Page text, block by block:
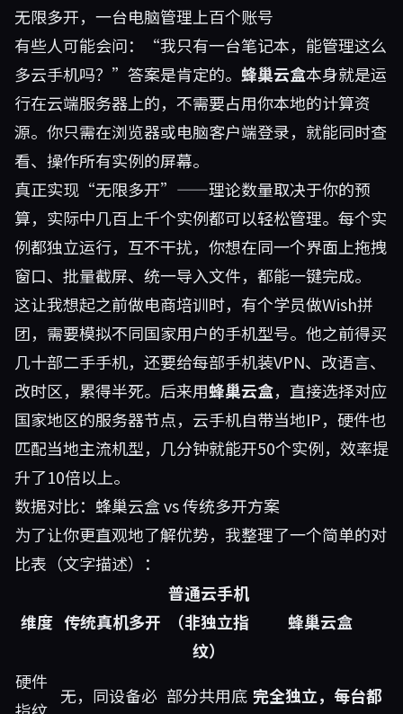
无限多开，一台电脑管理上百个账号
有些人可能会问：“我只有一台笔记本，能管理这么
多云手机吗？”答案是肯定的。 蜂巢云盒本身就是运
行在云端服务器上的，不需要占用你本地的计算资
源。你只需在浏览器或电脑客户端登录，就能同时查
看、操作所有实例的屏幕。
真正实现“无限多开”——理论数量取决于你的预
算，实际中几百上千个实例都可以轻松管理。每个实
例都独立运行，互不干扰，你想在同一个界面上拖拽
窗口、批量截屏、统一导入文件，都能一键完成。
这让我想起之前做电商培训时，有个学员做Wish拼
团，需要模拟不同国家用户的手机型号。他之前得买
几十部二手手机，还要给每部手机装VPN、改语言、
改时区，累得半死。后来用蜂巢云盒，直接选择对应
国家地区的服务器节点，云手机自带当地IP，硬件也
匹配当地主流机型，几分钟就能开50个实例，效率提
升了10倍以上。
数据对比：蜂巢云盒 vs 传统多开方案
为了让你更直观地了解优势，我整理了一个简单的对
比表（文字描述）：
维度 传统真机多开
普通云手机
（非独立指
纹）
蜂巢云盒
硬件
无，同设备必 部分共用底 完全独立，每台都